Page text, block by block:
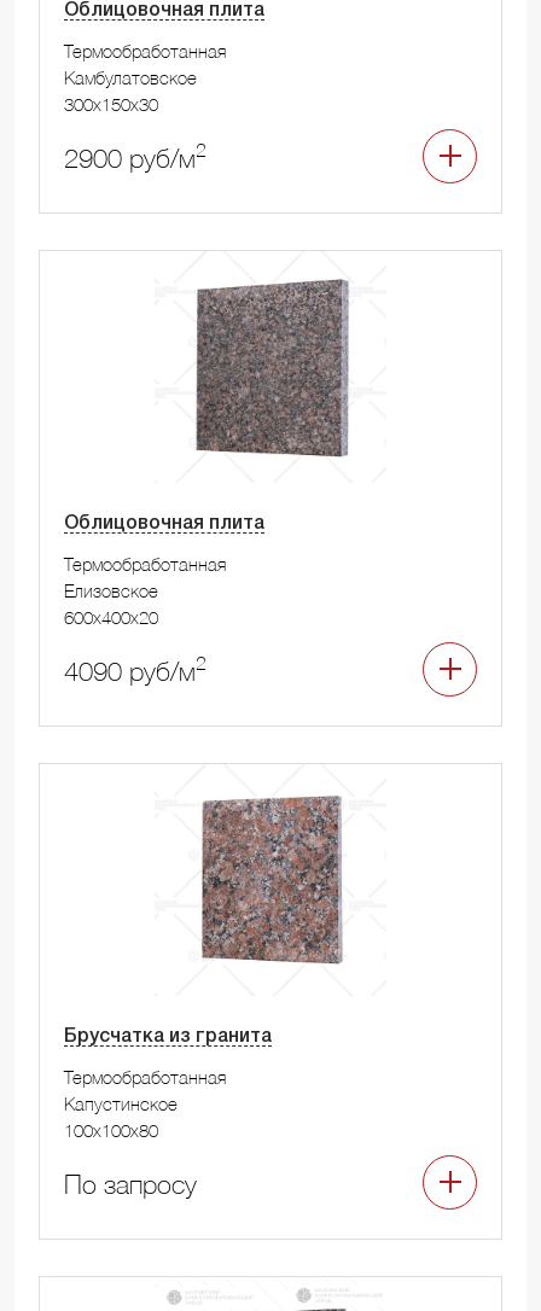
Облицовочная плита
Термообработанная
Камбулатовское
300x150x30
2900 руб/м2
Облицовочная плита
Термообработанная
Елизовское
600x400x20
4090 руб/м2
Брусчатка из гранита
Термообработанная
Капустинское
100x100x80
По запросу